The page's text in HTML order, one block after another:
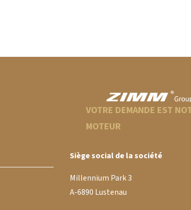
VOTRE DEMANDE EST
MOTEUR
Siège social de la société
Millennium Park 3
A-6890 Lustenau